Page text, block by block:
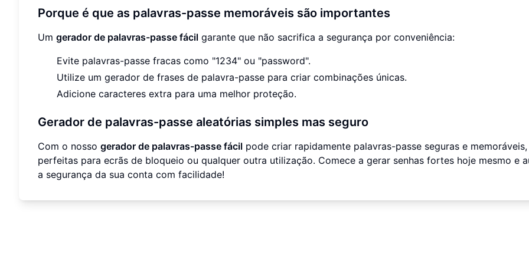
Porque é que as palavras-passe memoráveis são importantes
Um gerador de palavras-passe fácil garante que não sacrifica a segurança por conveniência:
Evite palavras-passe fracas como "1234" ou "password".
Utilize um gerador de frases de palavra-passe para criar combinações únicas.
Adicione caracteres extra para uma melhor proteção.
Gerador de palavras-passe aleatórias simples mas seguro
Com o nosso gerador de palavras-passe fácil pode criar rapidamente palavras-passe seguras e memoráveis,
perfeitas para ecrãs de bloqueio ou qualquer outra utilização. Comece a gerar senhas fortes hoje mesmo e
a segurança da sua conta com facilidade!